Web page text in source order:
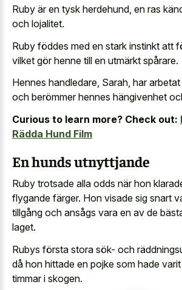
Ruby är en tysk herdehund, en ras
och lojalitet.
Ruby föddes med en stark instinkt att
vilket gör henne till en utmärkt spårare.
Hennes handledare, Sarah, har
och berömmer hennes hängivenhet
Curious to learn more? Check out:
Rädda Hund Film
En hunds utnyttjande
Ruby trotsade alla odds när hon
flygande färger. Hon visade sig snart
tillgång och ansågs vara en av de
laget.
Rubys första stora sök- och
då hon hittade en pojke som hade
timmar i skogen.